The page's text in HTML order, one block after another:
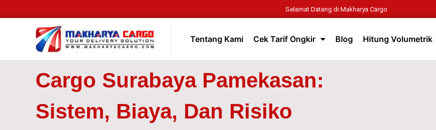
Selamat Datang di Makharya Cargo
Tentang Kami Cek Tarif Ongkir Blog Hitung Volumetrik
Cargo Surabaya Pamekasan:
Sistem, Biaya, Dan Risiko